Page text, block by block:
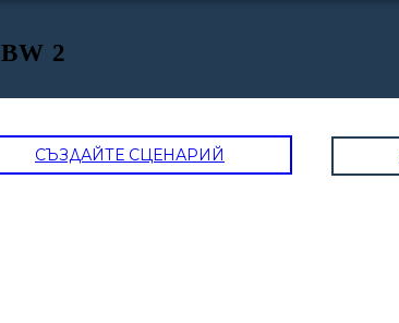
2
СЪЗДАЙТЕ СЦЕНАРИЙ